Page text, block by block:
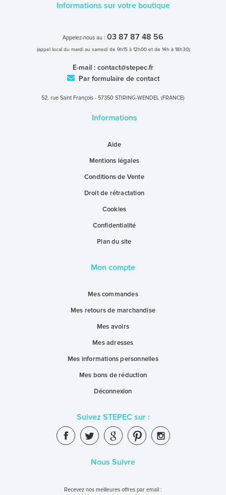
Informations sur votre boutique
Appelez-nous au : 03 87 87 48 56
(appel local du mardi au samedi de 9h15 à 12h00 et de 14h à 18h30)
E-mail : contact@stepec.fr
Par formulaire de contact
52, rue Saint François - 57350 STIRING-WENDEL (FRANCE)
Informations
Aide
Mentions légales
Conditions de Vente
Droit de rétractation
Cookies
Confidentialité
Plan du site
Mon compte
Mes commandes
Mes retours de marchandise
Mes avoirs
Mes adresses
Mes informations personnelles
Mes bons de réduction
Déconnexion
Suivez STEPEC sur :
Nous Suivre
Recevez nos meilleures offres par email :